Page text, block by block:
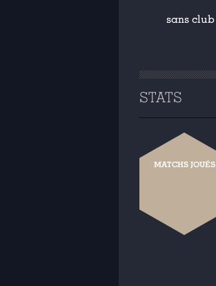
sans club
STATS
MATCHS JOUÉS